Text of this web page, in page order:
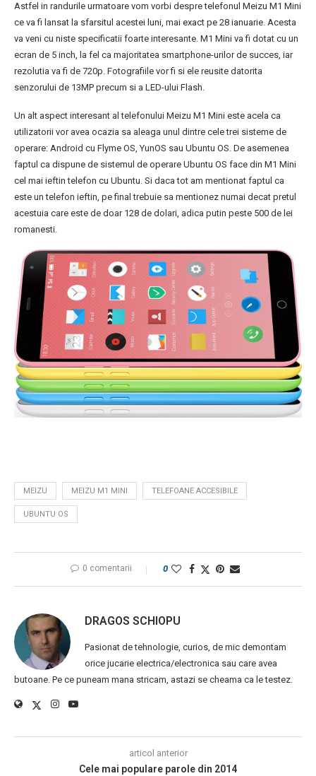
Astfel in randurile urmatoare vom vorbi despre telefonul Meizu M1 Mini
ce va fi lansat la sfarsitul acestei luni, mai exact pe 28 ianuarie. Acesta
va veni cu niste specificatii foarte interesante. M1 Mini va fi dotat cu un
ecran de 5 inch, la fel ca majoritatea smartphone-urilor de succes, iar
rezolutia va fi de 720p. Fotografiile vor fi si ele reusite datorita
senzorului de 13MP precum si a LED-ului Flash.
Un alt aspect interesant al telefonului Meizu M1 Mini este acela ca
utilizatorii vor avea ocazia sa aleaga unul dintre cele trei sisteme de
operare: Android cu Flyme OS, YunOS sau Ubuntu OS. De asemenea
faptul ca dispune de sistemul de operare Ubuntu OS face din M1 Mini
cel mai ieftin telefon cu Ubuntu. Si daca tot am mentionat faptul ca
este un telefon ieftin, pe final trebuie sa mentionez numai decat pretul
acestuia care este de doar 128 de dolari, adica putin peste 500 de lei
romanesti.
MEIZU MEIZU M1 MINI TELEFOANE ACCESIBILE
UBUNTU OS
0 comentarii 0
DRAGOS SCHIOPU
Pasionat de tehnologie, curios, de mic demontam
orice jucarie electrica/electronica sau care avea
butoane. Pe ce puneam mana stricam, astazi se cheama ca le testez.
articol anterior
Cele mai populare parole din 2014